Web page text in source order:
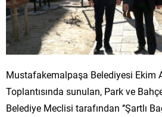
Mustafakemalpaşa Belediyesi Ekim
Toplantısında sunulan, Park ve
Belediye Meclisi tarafından ‘’Şartlı